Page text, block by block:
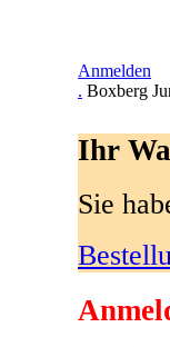
Anmelden
. Boxberg
Ihr
Sie